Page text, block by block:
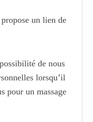
un lien de
de nous
lorsqu’il
pour un massage